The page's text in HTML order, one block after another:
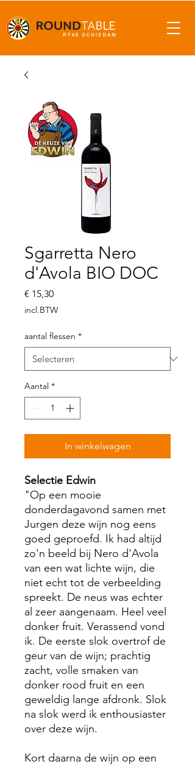
Sgarretta Nero
d'Avola BIO DOC
€ 15,30Prijs
incl.BTW
aantal flessen *
Aantal *
In winkelwagen
Selectie Edwin
"Op een mooie
donderdagavond samen met
Jurgen deze wijn nog eens
goed geproefd. Ik had altijd
zo'n beeld bij Nero d'Avola
van een wat lichte wijn, die
niet echt tot de verbeelding
spreekt. De neus was echter
al zeer aangenaam. Heel veel
donker fruit. Verassend vond
ik. De eerste slok overtrof de
geur van de wijn; prachtig
zacht, volle smaken van
donker rood fruit en een
geweldig lange afdronk. Slok
na slok werd ik enthousiaster
over deze wijn.
Kort daarna de wijn op een